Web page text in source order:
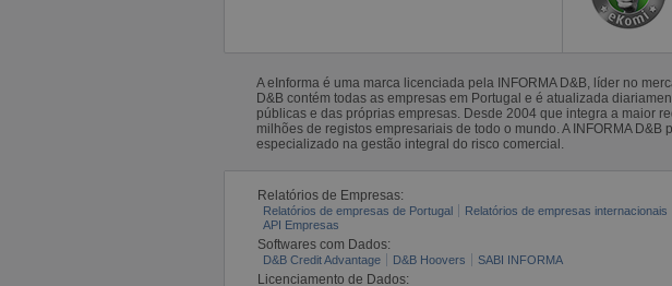
A eInforma é uma marca licenciada pela INFORMA D&B, líder no
D&B contém todas as empresas em Portugal e é atualizada
públicas e das próprias empresas. Desde 2004 que integra a maior
milhões de registos empresariais de todo o mundo. A INFORMA
especializado na gestão integral do risco comercial.
Relatórios de Empresas:
Relatórios de empresas de Portugal Relatórios de empresas internacionais
API Empresas
Softwares com Dados:
D&B Credit Advantage D&B Hoovers SABI INFORMA
Licenciamento de Dados: